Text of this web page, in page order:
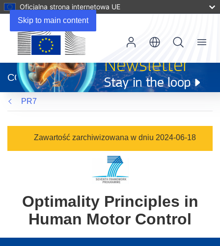
Skip to main content
Oficjalna strona internetowa UE
otworzy
się
w
nowym
oknie)
CORDIS
Menu
PR7
Zawartość zarchiwizowana w dniu 2024-06-18
Optimality Principles in
Human Motor Control